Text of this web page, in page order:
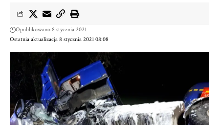
Ostatnia aktualizacja 8 stycznia 2021 08:08
Opublikowano 8 stycznia 2021